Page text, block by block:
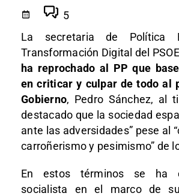
5
La secretaria de Política
Transformación Digital del
ha reprochado al PP que
en criticar y culpar de todo al
Gobierno, Pedro Sánchez, al
destacado que la sociedad
ante las adversidades” pese al
carroñerismo y pesimismo” de
En estos términos se ha
socialista en el marco de